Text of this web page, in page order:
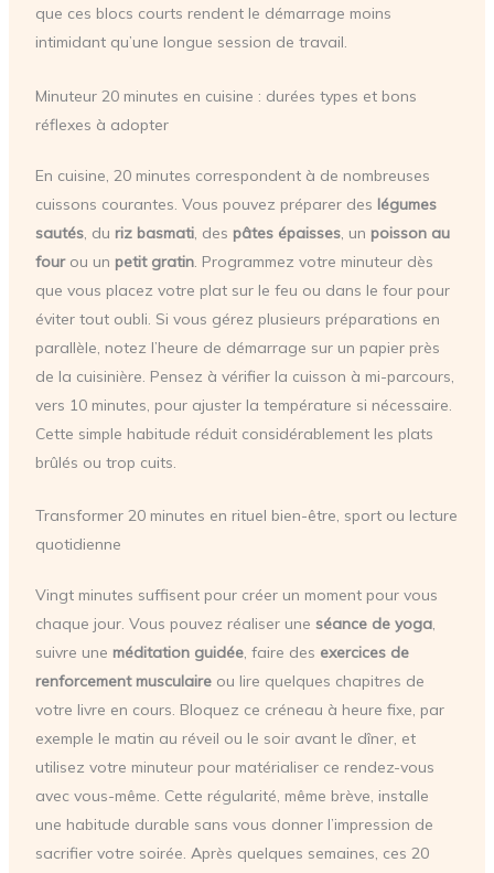
que ces blocs courts rendent le démarrage moins
intimidant qu’une longue session de travail.
Minuteur 20 minutes en cuisine : durées types et bons
réflexes à adopter
En cuisine, 20 minutes correspondent à de nombreuses
cuissons courantes. Vous pouvez préparer des légumes
sautés, du riz basmati, des pâtes épaisses, un poisson au
fourou un petit gratin. Programmez votre minuteur dès
que vous placez votre plat sur le feu ou dans le four pour
éviter tout oubli. Si vous gérez plusieurs préparations en
parallèle, notez l’heure de démarrage sur un papier près
de la cuisinière. Pensez à vérifier la cuisson à mi-parcours,
vers 10 minutes, pour ajuster la température si nécessaire.
Cette simple habitude réduit considérablement les plats
brûlés ou trop cuits.
Transformer 20 minutes en rituel bien-être, sport ou lecture
quotidienne
Vingt minutes suffisent pour créer un moment pour vous
chaque jour. Vous pouvez réaliser une séance de yoga,
suivre une méditation guidée, faire des exercices de
renforcement musculaireou lire quelques chapitres de
votre livre en cours. Bloquez ce créneau à heure fixe, par
exemple le matin au réveil ou le soir avant le dîner, et
utilisez votre minuteur pour matérialiser ce rendez-vous
avec vous-même. Cette régularité, même brève, installe
une habitude durable sans vous donner l’impression de
sacrifier votre soirée. Après quelques semaines, ces 20